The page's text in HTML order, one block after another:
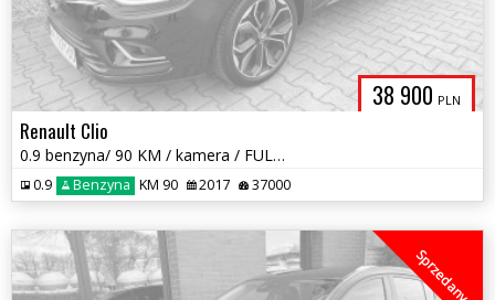
38 900 PLN
Renault Clio
0.9 benzyna/ 90 KM / kamera / FULL LED / zarej w PL/ zadbany / zamiana
0.9 Benzyna KM 90 2017 37000
Sprzedany